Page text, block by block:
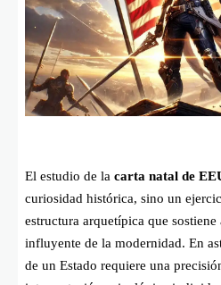
El estudio de la carta natal de
curiosidad histórica, sino un
estructura arquetípica que sostiene
influyente de la modernidad. En
de un Estado requiere una